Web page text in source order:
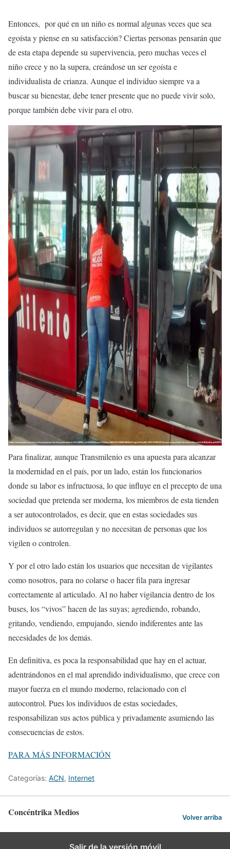
Entonces, por qué en un niño es normal algunas veces que sea
egoísta y piense en su satisfacción? Ciertas personas pensarán que
de esta etapa depende su supervivencia, pero muchas veces el
niño crece y no la supera, creándose un ser egoísta e
individualista de crianza. Aunque el individuo siempre va a
buscar su bienestar, debe tener presente que no puede vivir solo,
porque también debe vivir para el otro.
Para finalizar, aunque Transmilenio es una apuesta para alcanzar
la modernidad en el país, por un lado, están los funcionarios
donde su labor es infructuosa, lo que influye en el precepto de una
sociedad que pretenda ser moderna, los miembros de esta tienden
a ser autocontrolados, es decir, que en estas sociedades sus
individuos se autorregulan y no necesitan de personas que los
vigilen o controlen.
Y por el otro lado están los usuarios que necesitan de vigilantes
como nosotros, para no colarse o hacer fila para ingresar
correctamente al articulado. Al no haber vigilancia dentro de los
buses, los “vivos” hacen de las suyas; agrediendo, robando,
gritando, vendiendo, empujando, siendo indiferentes ante las
necesidades de los demás.
En definitiva, es poca la responsabilidad que hay en el actuar,
adentrándonos en el mal aprendido individualismo, que crece con
mayor fuerza en el mundo moderno, relacionado con el
autocontrol. Pues los individuos de estas sociedades,
responsabilizan sus actos pública y privadamente asumiendo las
consecuencias de estos.
PARA MÁS INFORMACIÓN
Categorías: ACN, Internet
Concéntrika Medios Volver arriba
Salir de la versión móvil